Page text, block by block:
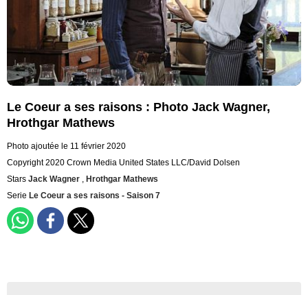
Le Coeur a ses raisons : Photo Jack Wagner,
Hrothgar Mathews
Photo ajoutée le 11 février 2020
Copyright 2020 Crown Media United States LLC/David Dolsen
Stars Jack Wagner , Hrothgar Mathews
Serie Le Coeur a ses raisons - Saison 7